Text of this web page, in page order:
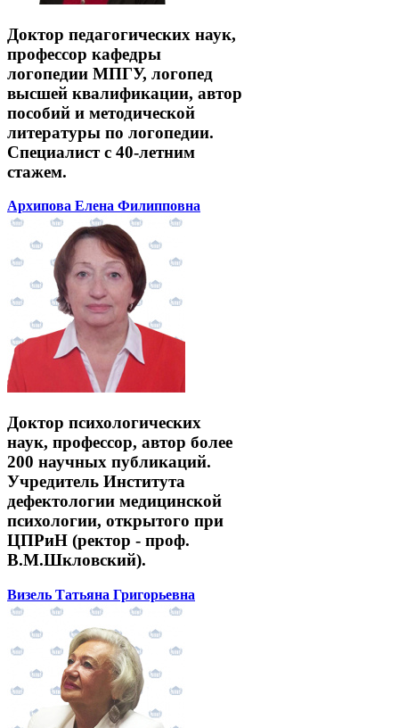
Доктор педагогических наук,
профессор кафедры
логопедии МПГУ, логопед
высшей квалификации, автор
пособий и методической
литературы по логопедии.
Специалист с 40-летним
стажем.
Архипова Елена Филипповна
Доктор психологических
наук, профессор, автор более
200 научных публикаций.
Учредитель Института
дефектологии медицинской
психологии, открытого при
ЦПРиН (ректор - проф.
В.М.Шкловский).
Визель Татьяна Григорьевна